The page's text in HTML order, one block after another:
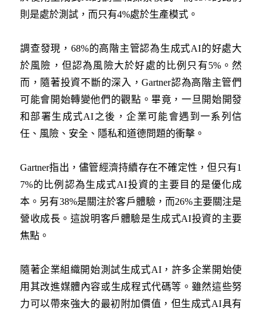
則是處於測試，而只有4%處於生產模式。
調查發現，68%的高階主管認為生成式AI的好處大
於風險，但認為風險大於好處的比例只有5%。然
而，隨著投資不斷的深入，Gartner認為高階主管們
可能會開始轉變他們的觀點。畢竟，一旦開始開發
和部署生成式AI之後，企業可能會遇到一系列信
任、風險、安全、隱私和道德問題的衝擊。
Gartner指出，儘管經濟持續存在不確定性，但只有1
7%的比例認為生成式AI投資的主要目的是優化成
本。另有38%是關注於客戶體驗，而26%主要關注是
營收成長。這說明客戶體驗是生成式AI投資的主要
焦點。
隨著企業組織開始測試生成式AI，許多企業開始使
用其改進媒體內容或生成程式代碼等。雖然這些努
力可以帶來強大的最初附加價值，但生成式AI具有